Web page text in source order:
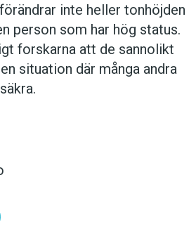
inte heller tonhöjden
person som har hög status.
forskarna att de sannolikt
situation där många andra